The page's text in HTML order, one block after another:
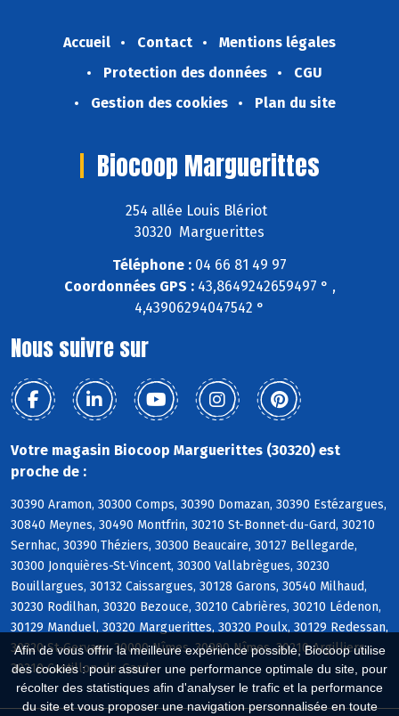
Afin de vous offrir la meilleure expérience possible, Biocoop utilise
des cookies : pour assurer une performance optimale du site, pour
récolter des statistiques afin d'analyser le trafic et la performance
du site et vous proposer une navigation personnalisée en toute
Accueil Contact
Mentions légales
Protection des données
CGU
Gestion des cookies
Plan du site
Biocoop Marguerittes
254 allée Louis Blériot
30320 Marguerittes
Téléphone : 04 66 81 49 97
Coordonnées GPS :43,8649242659497 ° ,
4,43906294047542 °
Nous suivre sur
Votre magasin Biocoop Marguerittes (30320) est
proche de :
30390 Aramon, 30300 Comps, 30390 Domazan, 30390 Estézargues,
30840 Meynes, 30490 Montfrin, 30210 St-Bonnet-du-Gard, 30210
Sernhac, 30390 Théziers, 30300 Beaucaire, 30127 Bellegarde,
30300 Jonquières-St-Vincent, 30300 Vallabrègues, 30230
Bouillargues, 30132 Caissargues, 30128 Garons, 30540 Milhaud,
30230 Rodilhan, 30320 Bezouce, 30210 Cabrières, 30210 Lédenon,
30129 Manduel, 30320 Marguerittes, 30320 Poulx, 30129 Redessan,
30320 St-Gervasy, 30000 Nîmes, 30900 Nîmes, 30210 Argilliers,
30210 Castillon-du-Gard